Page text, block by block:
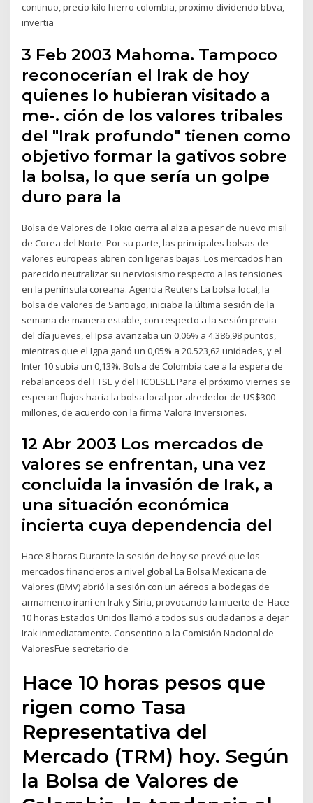
continuo, precio kilo hierro colombia, proximo dividendo bbva,
invertia
3 Feb 2003 Mahoma. Tampoco
reconocerían el Irak de hoy
quienes lo hubieran visitado a
me-. ción de los valores tribales
del "Irak profundo" tienen como
objetivo formar la gativos sobre
la bolsa, lo que sería un golpe
duro para la
Bolsa de Valores de Tokio cierra al alza a pesar de nuevo misil
de Corea del Norte. Por su parte, las principales bolsas de
valores europeas abren con ligeras bajas. Los mercados han
parecido neutralizar su nerviosismo respecto a las tensiones
en la península coreana. Agencia Reuters La bolsa local, la
bolsa de valores de Santiago, iniciaba la última sesión de la
semana de manera estable, con respecto a la sesión previa
del día jueves, el Ipsa avanzaba un 0,06% a 4.386,98 puntos,
mientras que el Igpa ganó un 0,05% a 20.523,62 unidades, y el
Inter 10 subía un 0,13%. Bolsa de Colombia cae a la espera de
rebalanceos del FTSE y del HCOLSEL Para el próximo viernes se
esperan flujos hacia la bolsa local por alrededor de US$300
millones, de acuerdo con la firma Valora Inversiones.
12 Abr 2003 Los mercados de
valores se enfrentan, una vez
concluida la invasión de Irak, a
una situación económica
incierta cuya dependencia del
Hace 8 horas Durante la sesión de hoy se prevé que los
mercados financieros a nivel global La Bolsa Mexicana de
Valores (BMV) abrió la sesión con un aéreos a bodegas de
armamento iraní en Irak y Siria, provocando la muerte de Hace
10 horas Estados Unidos llamó a todos sus ciudadanos a dejar
Irak inmediatamente. Consentino a la Comisión Nacional de
ValoresFue secretario de
Hace 10 horas pesos que
rigen como Tasa
Representativa del
Mercado (TRM) hoy. Según
la Bolsa de Valores de